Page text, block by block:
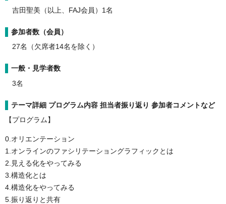
吉田聖美（以上、FAJ会員）1名
参加者数（会員）
27名（欠席者14名を除く）
一般・見学者数
3名
テーマ詳細 プログラム内容 担当者振り返り 参加者コメントなど
【プログラム】
0.オリエンテーション
1.オンラインのファシリテーショングラフィックとは
2.見える化をやってみる
3.構造化とは
4.構造化をやってみる
5.振り返りと共有